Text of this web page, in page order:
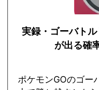
実録・ゴーバト
が出る確
ポケモンGOのゴー